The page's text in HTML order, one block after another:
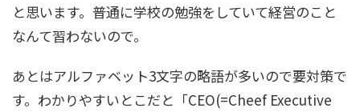
と思います。普通に学校の勉強をしていて経営のこと
なんて習わないので。
あとはアルファベット3文字の略語が多いので要対策で
す。わかりやすいとこだと「CEO(=Cheef Executive